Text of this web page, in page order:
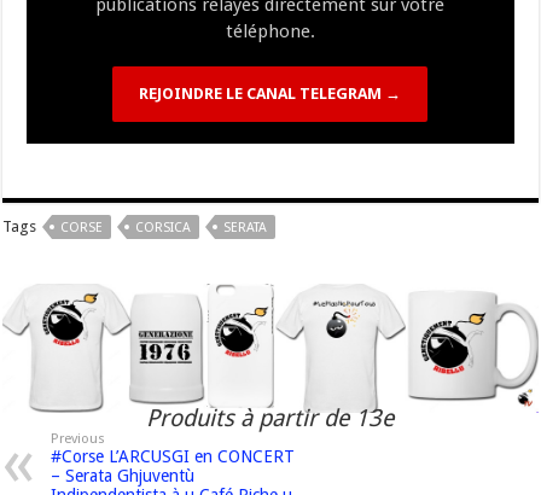
publications relayés directement sur votre
téléphone.
REJOINDRE LE CANAL TELEGRAM →
Tags CORSE CORSICA SERATA
Produits à partir de 13e
Previous
#Corse L’ARCUSGI en CONCERT
– Serata Ghjuventù